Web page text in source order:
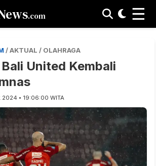
.com ☰
/ AKTUAL / OLAHRAGA
United Kembali
2024 • 19:06:00 WITA